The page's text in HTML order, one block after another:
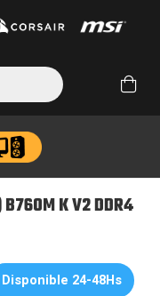
B760M K V2 DDR4
Disponible 24-48Hs